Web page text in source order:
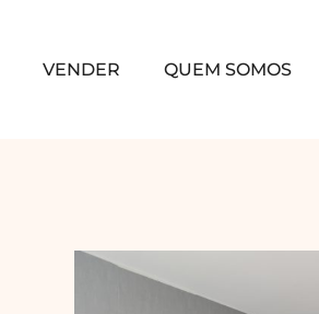
VENDER QUEM SOMOS